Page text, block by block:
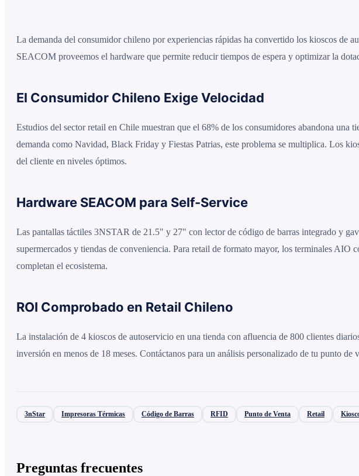
La demanda del consumidor chileno por experiencias rápidas ha convertido los kioscos de
SEACOM proveemos el hardware que permite reducir tiempos de espera y optimizar la
El Consumidor Chileno Exige Velocidad
Estudios del sector retail en Chile muestran que el 68% de los consumidores abandona una
demanda como Navidad, Black Friday y Fiestas Patrias, este problema se multiplica. Los
del cliente en niveles óptimos.
Hardware SEACOM para Self-Service
Las pantallas táctiles 3NSTAR de 21.5" y 27" con lector de código de barras integrado y
supermercados y tiendas de conveniencia. Para retail de formato mayor, los terminales
completan el ecosistema.
ROI Comprobado en Retail Chileno
La instalación de 4 kioscos de autoservicio en una tienda con afluencia de 800 clientes
inversión en menos de 18 meses. Contáctanos para un análisis personalizado de tu punto de
3nStar Impresoras Térmicas Código de Barras RFID Punto de Venta Retail
Preguntas frecuentes